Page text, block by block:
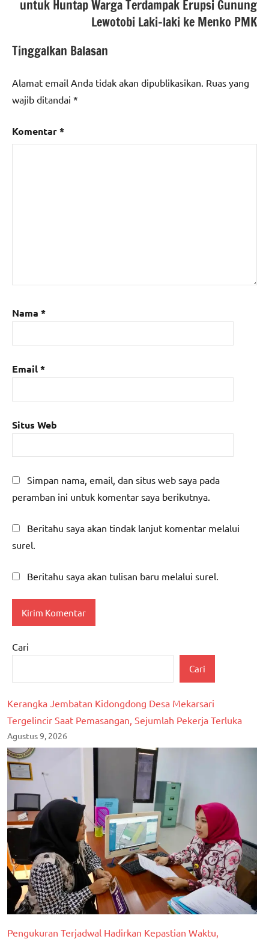
untuk Huntap Warga Terdampak Erupsi Gunung
Lewotobi Laki-laki ke Menko PMK
Tinggalkan Balasan
Alamat email Anda tidak akan dipublikasikan. Ruas yang
wajib ditandai *
Komentar*
Nama *
Email*
Situs Web
Simpan nama, email, dan situs web saya pada
peramban ini untuk komentar saya berikutnya.
Beritahu saya akan tindak lanjut komentar melalui
surel.
Beritahu saya akan tulisan baru melalui surel.
Cari
Cari
Kerangka Jembatan Kidongdong Desa Mekarsari
Tergelincir Saat Pemasangan, Sejumlah Pekerja Terluka
Agustus 9, 2026
Pengukuran Terjadwal Hadirkan Kepastian Waktu,